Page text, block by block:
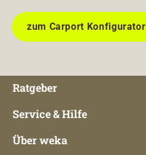
zum Carport Konfigurator
Ratgeber
Service & Hilfe
Über weka